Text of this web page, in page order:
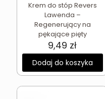
Krem do stóp Revers
Lawenda –
Regenerujący na
pękające pięty
9,49 zł
Dodaj do koszyka